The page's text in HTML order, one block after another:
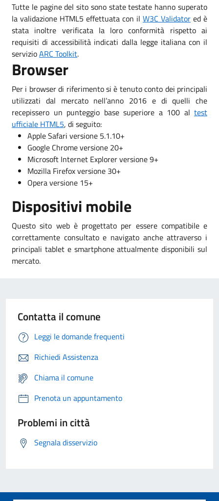
Tutte le pagine del sito sono state testate hanno superato
la validazione HTML5 effettuata con il W3C Validator ed è
stata inoltre verificata la loro conformità rispetto ai
requisiti di accessibilità indicati dalla legge italiana con il
servizioARC Toolkit.
Browser
Per i browser di riferimento si è tenuto conto dei principali
utilizzati dal mercato nell’anno 2016 e di quelli che
recepissero un punteggio base superiore a 100 al test
ufficiale HTML5, di seguito:
Apple Safari versione 5.1.10+
Google Chrome versione 20+
Microsoft Internet Explorer versione 9+
Mozilla Firefox versione 30+
Opera versione 15+
Dispositivi mobile
Questo sito web è progettato per essere compatibile e
correttamente consultato e navigato anche attraverso i
principali tablet e smartphone attualmente disponibili sul
mercato.
Contatta il comune
Leggi le domande frequenti
Richiedi Assistenza
Chiama il comune
Prenota un appuntamento
Problemi in città
Segnala disservizio